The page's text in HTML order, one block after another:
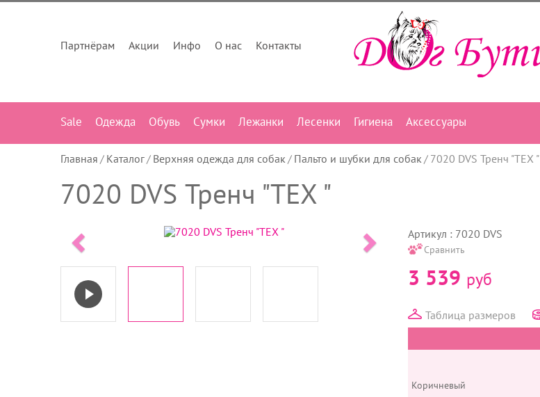
Партнёрам Акции Инфо О нас Контакты
Sale Одежда Обувь Сумки Лежанки Лесенки Гигиена Аксессуары
Главная Каталог Верхняя одежда для собак Пальто и шубки для собак 7020 DVS Тренч "TEX "
7020 DVS Тренч "TEX "
Артикул : 7020 DVS
Сравнить
3 539 руб
Таблица размеров
Коричневый